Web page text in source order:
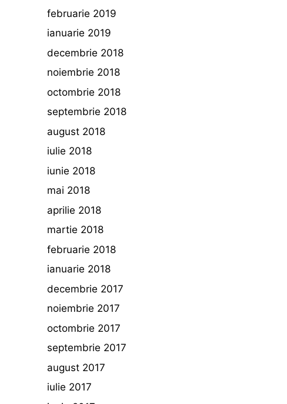
februarie 2019
ianuarie 2019
decembrie 2018
noiembrie 2018
octombrie 2018
septembrie 2018
august 2018
iulie 2018
iunie 2018
mai 2018
aprilie 2018
martie 2018
februarie 2018
ianuarie 2018
decembrie 2017
noiembrie 2017
octombrie 2017
septembrie 2017
august 2017
iulie 2017